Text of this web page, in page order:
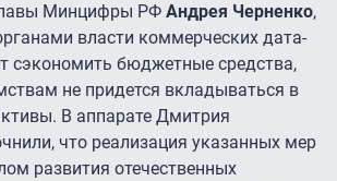
Минцифры РФ Андрея Черненко,
власти коммерческих дата-
сэкономить бюджетные средства,
не придется вкладываться в
В аппарате Дмитрия
что реализация указанных мер
развития отечественных